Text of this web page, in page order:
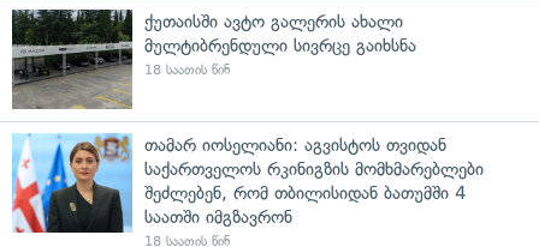
ქუთაისში ავტო გალერის ახალი
მულტიბრენდული სივრცე გაიხსნა
18 საათის წინ
თამარ იოსელიანი: აგვისტოს თვიდან
საქართველოს რკინიგზის მომხმარებლები
შეძლებენ, რომ თბილისიდან ბათუმში 4
საათში იმგზავრონ
18 საათის წინ